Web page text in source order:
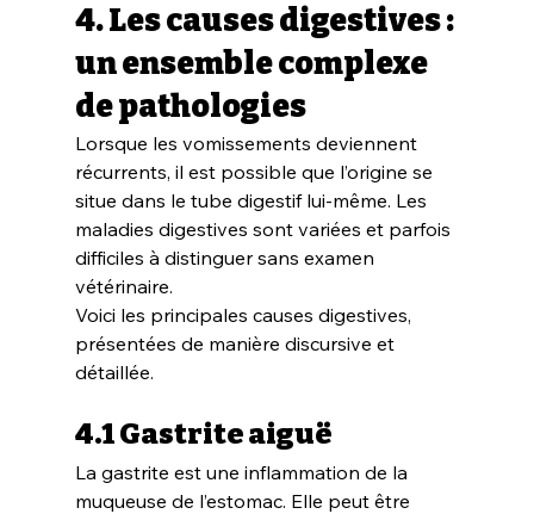
4. Les causes digestives :
un ensemble complexe
de pathologies
Lorsque les vomissements deviennent
récurrents, il est possible que l’origine se
situe dans le tube digestif lui-même. Les
maladies digestives sont variées et parfois
difficiles à distinguer sans examen
vétérinaire.
Voici les principales causes digestives,
présentées de manière discursive et
détaillée.
4.1 Gastrite aiguë
La gastrite est une inflammation de la
muqueuse de l’estomac. Elle peut être